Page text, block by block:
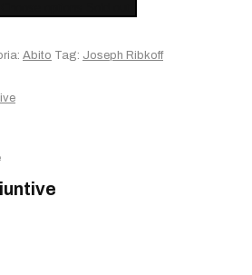
Abito Tag: Joseph Ribkoff